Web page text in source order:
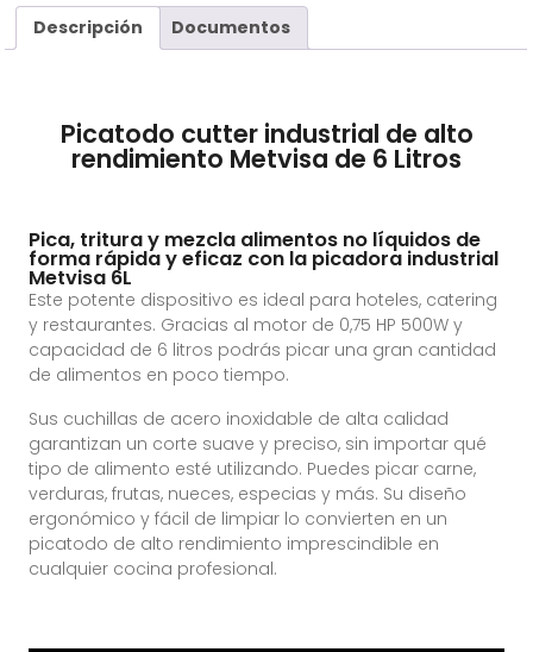
Descripción Documentos
Picatodo cutter industrial de alto
rendimiento Metvisa de 6 Litros
Pica, tritura y mezcla alimentos no líquidos de
forma rápida y eficaz con la picadora industrial
Metvisa 6L
Este potente dispositivo es ideal para hoteles, catering
y restaurantes. Gracias al motor de 0,75 HP 500W y
capacidad de 6 litros podrás picar una gran cantidad
de alimentos en poco tiempo.
Sus cuchillas de acero inoxidable de alta calidad
garantizan un corte suave y preciso, sin importar qué
tipo de alimento esté utilizando. Puedes picar carne,
verduras, frutas, nueces, especias y más. Su diseño
ergonómico y fácil de limpiar lo convierten en un
picatodo de alto rendimiento imprescindible en
cualquier cocina profesional.